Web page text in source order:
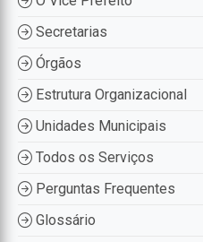
Secretarias
Órgãos
Estrutura Organizacional
Unidades Municipais
Todos os Serviços
Perguntas Frequentes
Glossário